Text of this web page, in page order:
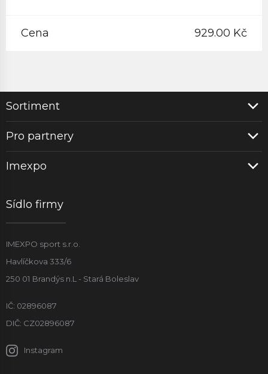
Cena 929.00 Kč
Sortiment
Pro partnery
Imexpo
Sídlo firmy
IMEXPO sport s.r.o.
Havlíčkova 333/6
250 01 Brandýs n.L - Stará Boleslav
IČ: 02896087
DIČ: CZ02896087
Instagram